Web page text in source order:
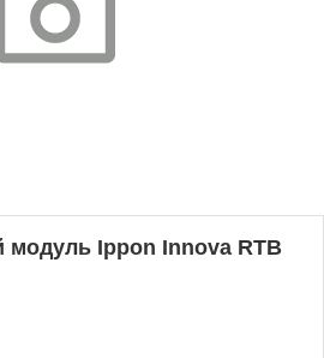
Ippon Innova RTB